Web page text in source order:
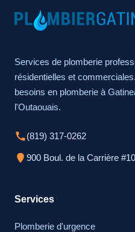
Services de plomberie
résidentielles et
besoins en plomberie à
l'Outaouais.
(819) 317-0262
900 Boul. de la Carrière
Services
Plomberie d'urgence